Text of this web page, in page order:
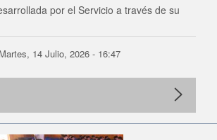
por el Servicio a través de su
Martes, 14 Julio, 2026 - 16:47